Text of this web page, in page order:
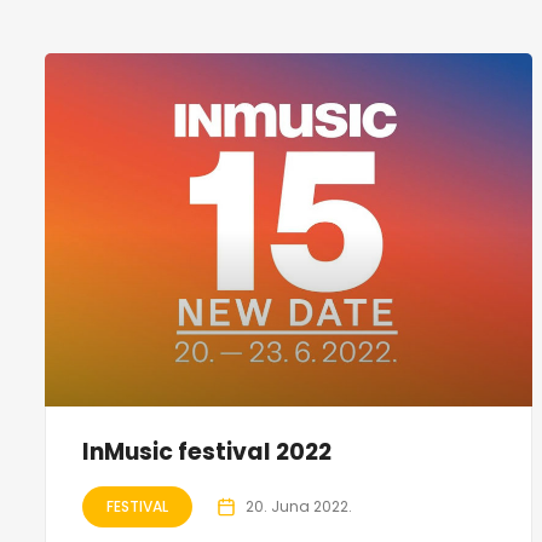
InMusic festival 2022
FESTIVAL 20. Juna 2022.